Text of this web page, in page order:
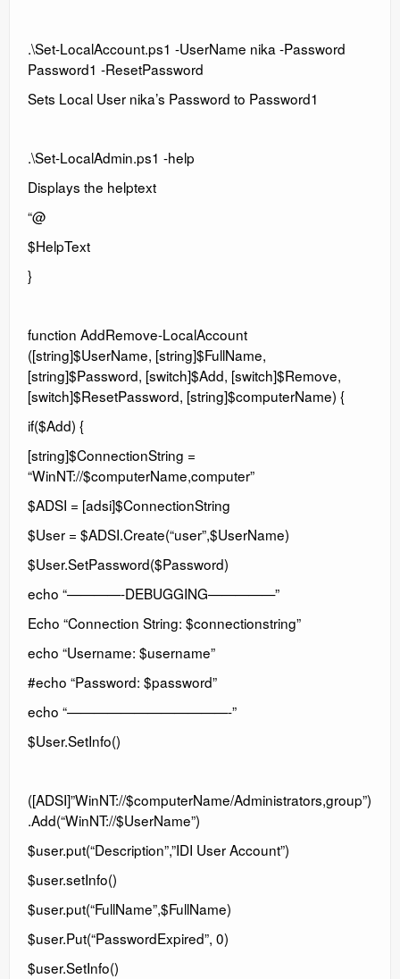
.\Set-LocalAccount.ps1 -UserName nika -Password
Password1 -ResetPassword
Sets Local User nika’s Password to Password1
.\Set-LocalAdmin.ps1 -help
Displays the helptext
“@
$HelpText
}
function AddRemove-LocalAccount
([string]$UserName, [string]$FullName,
[string]$Password, [switch]$Add, [switch]$Remove,
[switch]$ResetPassword, [string]$computerName) {
if($Add) {
[string]$ConnectionString =
“WinNT://$computerName,computer”
$ADSI = [adsi]$ConnectionString
$User = $ADSI.Create(“user”,$UserName)
$User.SetPassword($Password)
echo “————-DEBUGGING—————”
Echo “Connection String: $connectionstring”
echo “Username: $username”
#echo “Password: $password”
echo “————————————-”
$User.SetInfo()
([ADSI]”WinNT://$computerName/Administrators,group”)
.Add(“WinNT://$UserName”)
$user.put(“Description”,”IDI User Account”)
$user.setInfo()
$user.put(“FullName”,$FullName)
$user.Put(“PasswordExpired”, 0)
$user.SetInfo()